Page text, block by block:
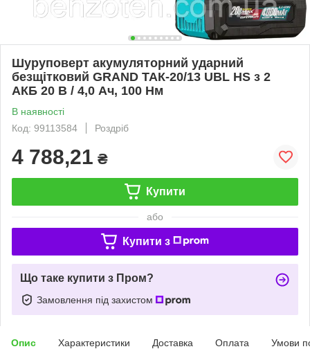
Шуруповерт акумуляторний ударний
безщітковий GRAND ТАК-20/13 UBL HS з 2
АКБ 20 В / 4,0 Ач, 100 Нм
В наявності
Код: 99113584
Роздріб
4 788,21 ₴
Купити
або
Купити з
Що таке купити з Пром?
Замовлення під захистом
Опис Характеристики Доставка Оплата Умови